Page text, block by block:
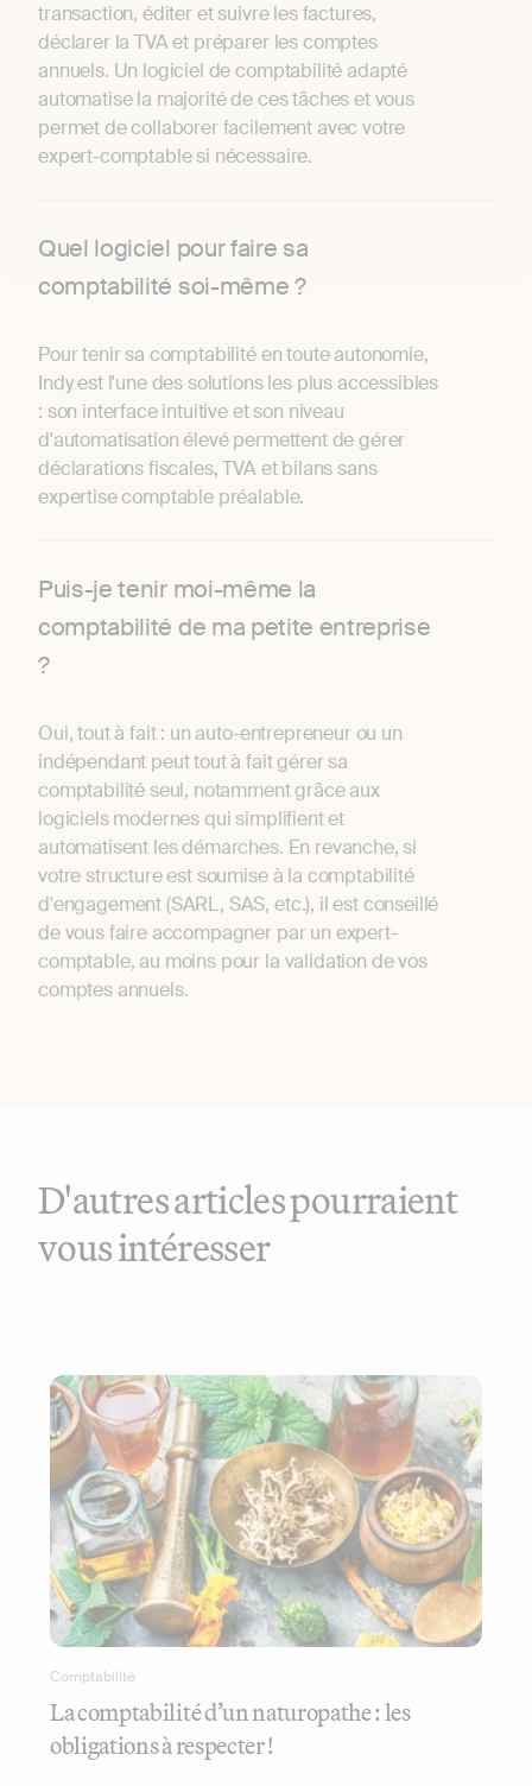
transaction, éditer et suivre les factures,
déclarer la TVA et préparer les comptes
annuels. Un logiciel de comptabilité adapté
automatise la majorité de ces tâches et vous
permet de collaborer facilement avec votre
expert-comptable si nécessaire.
Quel logiciel pour faire sa
comptabilité soi-même ?
Pour tenir sa comptabilité en toute autonomie,
Indy est l'une des solutions les plus accessibles
: son interface intuitive et son niveau
d'automatisation élevé permettent de gérer
déclarations fiscales, TVA et bilans sans
expertise comptable préalable.
Puis-je tenir moi-même la
comptabilité de ma petite entreprise
?
Oui, tout à fait : un auto-entrepreneur ou un
indépendant peut tout à fait gérer sa
comptabilité seul, notamment grâce aux
logiciels modernes qui simplifient et
automatisent les démarches. En revanche, si
votre structure est soumise à la comptabilité
d'engagement (SARL, SAS, etc.), il est conseillé
de vous faire accompagner par un expert-
comptable, au moins pour la validation de vos
comptes annuels.
D'autres articles pourraient
vous intéresser
Comptabilité
La comptabilité d’un naturopathe : les
obligations à respecter !